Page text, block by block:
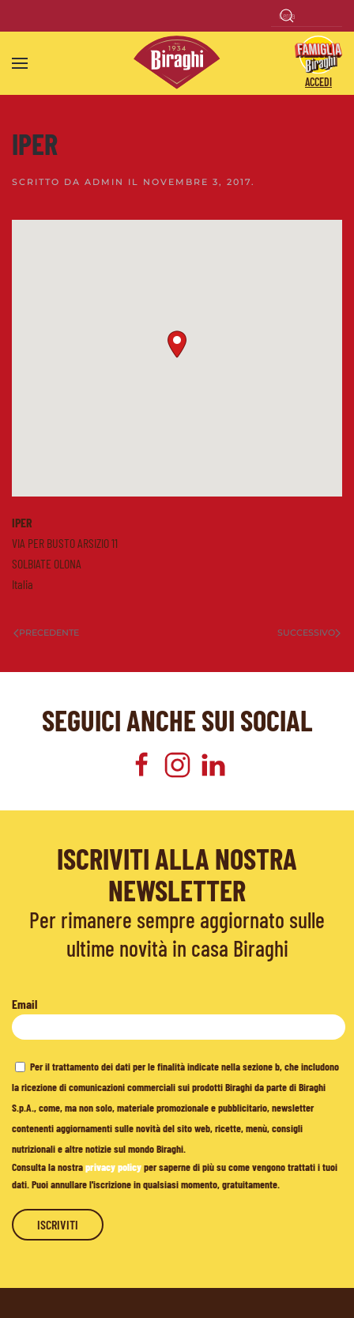
Skip to main content
ACCEDI
IPER
SCRITTO DA ADMIN IL NOVEMBRE 3, 2017.
IPER
VIA PER BUSTO ARSIZIO 11
SOLBIATE OLONA
Italia
PRECEDENTE SUCCESSIVO
SEGUICI ANCHE SUI SOCIAL
ISCRIVITI ALLA NOSTRA
NEWSLETTER
Per rimanere sempre aggiornato sulle
ultime novità in casa Biraghi
Email
Per il trattamento dei dati per le finalità indicate nella sezione b, che includono
la ricezione di comunicazioni commerciali sui prodotti Biraghi da parte di Biraghi
S.p.A., come, ma non solo, materiale promozionale e pubblicitario, newsletter
contenenti aggiornamenti sulle novità del sito web, ricette, menù, consigli
nutrizionali e altre notizie sul mondo Biraghi.
Consulta la nostraprivacy policyper saperne di più su come vengono trattati i tuoi
dati. Puoi annullare l'iscrizione in qualsiasi momento, gratuitamente.